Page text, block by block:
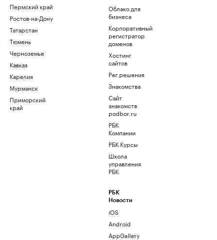
Пермский край
Ростов-на-Дону
Татарстан
Тюмень
Черноземье
Кавказ
Карелия
Мурманск
Приморский
край
Облако для
бизнеса
Корпоративный
регистратор
доменов
Хостинг
сайтов
Рег.решения
Знакомства
Сайт
знакомств
podbor.ru
РБК
Компании
РБК Курсы
Школа
управления
РБК
РБК
Новости
iOS
Android
AppGallery